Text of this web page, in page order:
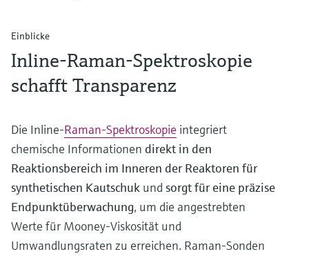
Einblicke
Inline-Raman-Spektroskopie
schafft Transparenz
Die Inline-Raman-Spektroskopie integriert
chemische Informationen direkt in den
Reaktionsbereich im Inneren der Reaktoren für
synthetischen Kautschuk und sorgt für eine präzise
Endpunktüberwachung, um die angestrebten
Werte für Mooney-Viskosität und
Umwandlungsraten zu erreichen. Raman-Sonden